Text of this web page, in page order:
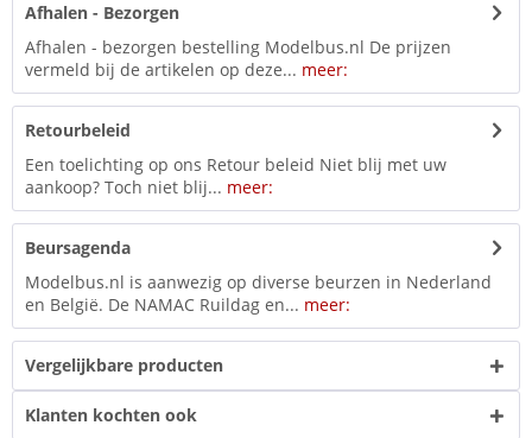
Afhalen - Bezorgen
Afhalen - bezorgen bestelling Modelbus.nl De prijzen
vermeld bij de artikelen op deze... meer:
Retourbeleid
Een toelichting op ons Retour beleid Niet blij met uw
aankoop? Toch niet blij... meer:
Beursagenda
Modelbus.nl is aanwezig op diverse beurzen in Nederland
en België. De NAMAC Ruildag en... meer:
Vergelijkbare producten
Klanten kochten ook